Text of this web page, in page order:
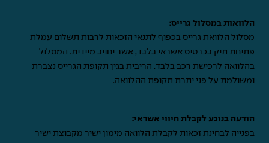
הלוואות במסלול גרייס:
מסלול הלוואת גרייס בכפוף לתנאי הזכאות לרבות תשלום עמלת
פתיחת תיק בכרטיס אשראי בלבד, אשר יחויב מיידית. המסלול
בהלוואה לרכישת רכב בלבד. הריבית בגין תקופת הגרייס נצברת
ומשולמת על פני יתרת תקופת ההלוואה.
הודעה בנוגע לקבלת חיווי אשראי:
בפנייה לבחינת זכאות לקבלת הלוואה מימון ישיר מקבוצת ישיר